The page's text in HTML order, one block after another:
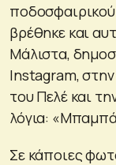
βρέθηκε και
Μάλιστα,
Instagram, στην
του Πελέ και
λόγια:
Σε κάποιες